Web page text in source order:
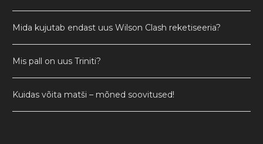
Mida kujutab endast uus Wilson Clash reketiseeria?
Mis pall on uus Triniti?
Kuidas võita matši – mõned soovitused!